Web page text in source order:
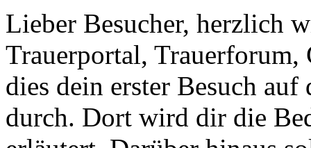
Lieber Besucher, herzlich
Trauerportal, Trauerforum,
dies dein erster Besuch
durch. Dort wird dir die